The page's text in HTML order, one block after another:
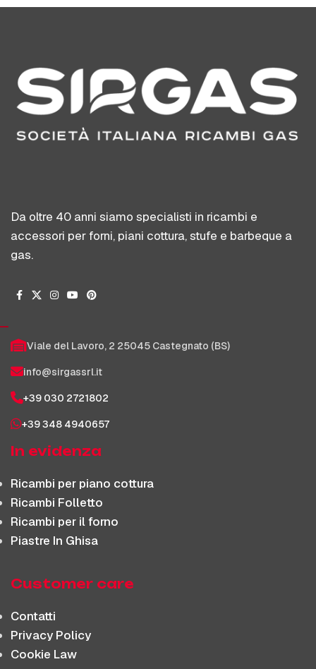
Da oltre 40 anni siamo specialisti in ricambi e
accessori per forni, piani cottura, stufe e barbeque a
gas.
Viale del Lavoro, 2 25045 Castegnato (BS)
info@sirgassrl.it
+39 030 2721802
+39 348 4940657
In evidenza
Ricambi per piano cottura
Ricambi Folletto
Ricambi per il forno
Piastre In Ghisa
Customer care
Contatti
Privacy Policy
Cookie Law